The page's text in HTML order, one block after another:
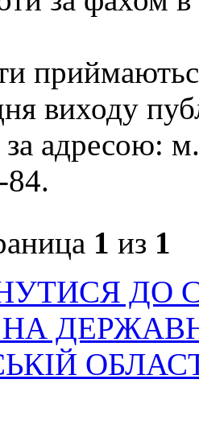
виходу
за адресою:
84.
1 из 1
ДО
НА